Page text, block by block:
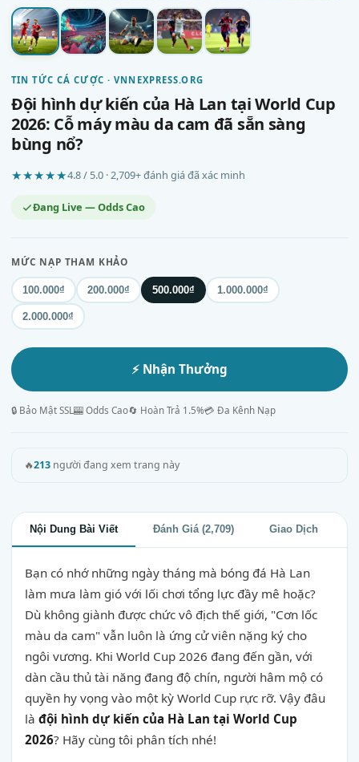
TIN TỨC CÁ CƯỢC · VNNEXPRESS.ORG
Đội hình dự kiến của Hà Lan tại World Cup
2026: Cỗ máy màu da cam đã sẵn sàng
bùng nổ?
★★★★★4.8 / 5.0 · 2,709+ đánh giá đã xác minh
Đang Live — Odds Cao
MỨC NẠP THAM KHẢO
100.000₫ 200.000₫ 500.000₫ 1.000.000₫
2.000.000₫
⚡ Nhận Thưởng
🔒 Bảo Mật SSL🎰 Odds Cao🔄 Hoàn Trả 1.5%💳 Đa Kênh Nạp
🔥213 người đang xem trang này
Nội Dung Bài Viết Đánh Giá (2,709) Giao Dịch
Bạn có nhớ những ngày tháng mà bóng đá Hà Lan
làm mưa làm gió với lối chơi tổng lực đầy mê hoặc?
Dù không giành được chức vô địch thế giới, "Cơn lốc
màu da cam" vẫn luôn là ứng cử viên nặng ký cho
ngôi vương. Khi World Cup 2026 đang đến gần, với
dàn cầu thủ tài năng đang độ chín, người hâm mộ có
quyền hy vọng vào một kỳ World Cup rực rỡ. Vậy đâu
là đội hình dự kiến của Hà Lan tại World Cup
2026? Hãy cùng tôi phân tích nhé!